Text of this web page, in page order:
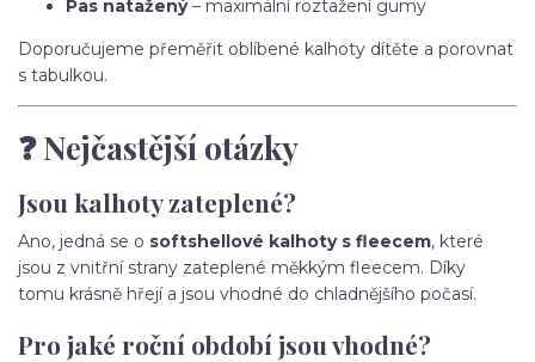
Pas natažený– maximální roztažení gumy
Doporučujeme přeměřit oblíbené kalhoty dítěte a porovnat
s tabulkou.
❓ Nejčastější otázky
Jsou kalhoty zateplené?
Ano, jedná se o softshellové kalhoty s fleecem, které
jsou z vnitřní strany zateplené měkkým fleecem. Díky
tomu krásně hřejí a jsou vhodné do chladnějšího počasí.
Pro jaké roční období jsou vhodné?